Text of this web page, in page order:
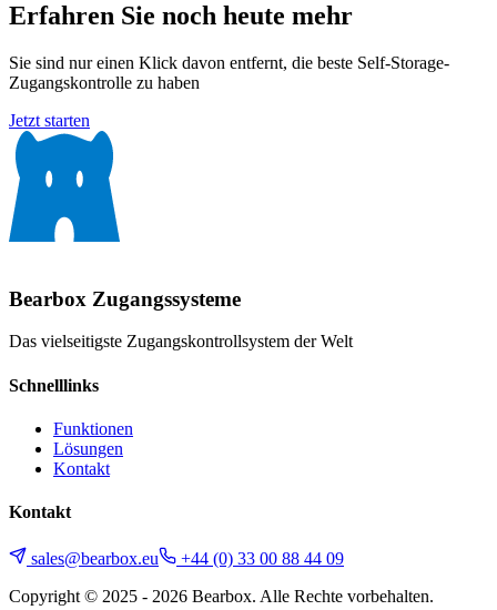
Erfahren Sie noch heute mehr
Sie sind nur einen Klick davon entfernt, die beste Self-Storage-
Zugangskontrolle zu haben
Jetzt starten
Bearbox Zugangssysteme
Das vielseitigste Zugangskontrollsystem der Welt
Schnelllinks
Funktionen
Lösungen
Kontakt
Kontakt
sales@bearbox.eu
+44 (0) 33 00 88 44 09
Copyright © 2025 - 2026 Bearbox. Alle Rechte vorbehalten.